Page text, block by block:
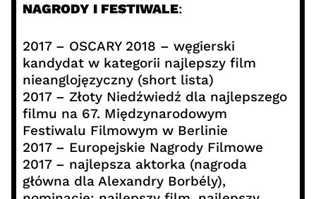
NAGRODY I FESTIWALE:
2017 – OSCARY 2018 – węgierski
kandydat w kategorii najlepszy film
nieanglojęzyczny (short lista)
2017 – Złoty Niedźwiedź dla najlepszego
filmu na 67. Międzynarodowym
Festiwalu Filmowym w Berlinie
2017 – Europejskie Nagrody Filmowe
2017 – najlepsza aktorka (nagroda
główna dla Alexandry Borbély),